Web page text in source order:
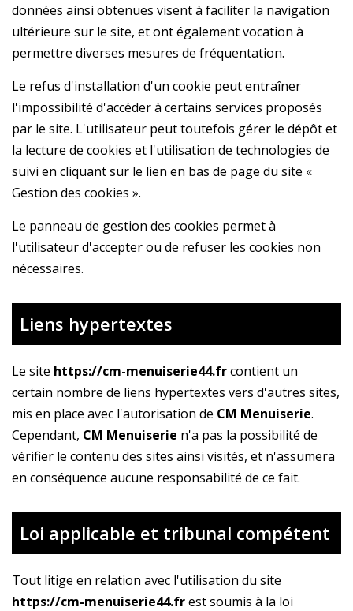
données ainsi obtenues visent à faciliter la navigation
ultérieure sur le site, et ont également vocation à
permettre diverses mesures de fréquentation.
Le refus d'installation d'un cookie peut entraîner
l'impossibilité d'accéder à certains services proposés
par le site. L'utilisateur peut toutefois gérer le dépôt et
la lecture de cookies et l'utilisation de technologies de
suivi en cliquant sur le lien en bas de page du site «
Gestion des cookies ».
Le panneau de gestion des cookies permet à
l'utilisateur d'accepter ou de refuser les cookies non
nécessaires.
Liens hypertextes
Le site https://cm-menuiserie44.frcontient un
certain nombre de liens hypertextes vers d'autres sites,
mis en place avec l'autorisation de CM Menuiserie.
Cependant, CM Menuiserie n'a pas la possibilité de
vérifier le contenu des sites ainsi visités, et n'assumera
en conséquence aucune responsabilité de ce fait.
Loi applicable et tribunal compétent
Tout litige en relation avec l'utilisation du site
https://cm-menuiserie44.frest soumis à la loi